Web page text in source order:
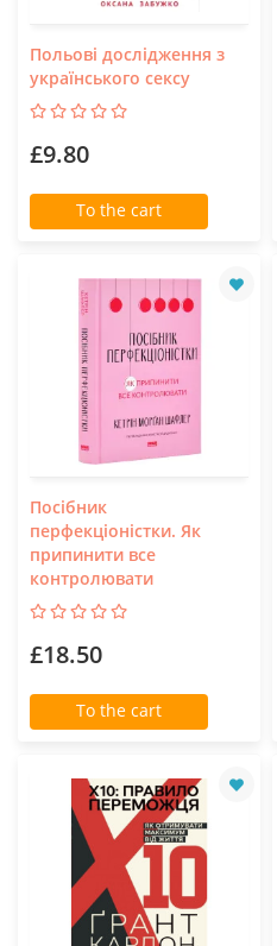
Польові дослідження з
українського сексу
£9.80
To the cart
Посібник
перфекціоністки. Як
припинити все
контролювати
£18.50
To the cart